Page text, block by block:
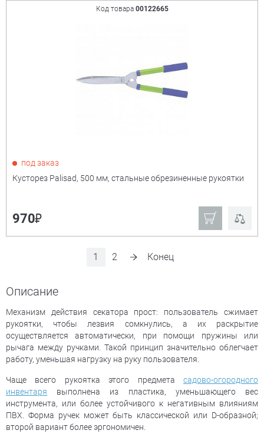
Код товара 00122665
под заказ
Кусторез Palisad, 500 мм, стальные обрезиненные рукоятки
970₽
1 2 Конец
Описание
Механизм действия секатора прост: пользователь сжимает
рукоятки, чтобы лезвия сомкнулись, а их раскрытие
осуществляется автоматически, при помощи пружины или
рычага между ручками. Такой принцип значительно облегчает
работу, уменьшая нагрузку на руку пользователя.
Чаще всего рукоятка этого предмета садово-огородного
инвентаря выполнена из пластика, уменьшающего вес
инструмента, или более устойчивого к негативным влияниям
ПВХ. Форма ручек может быть классической или D-образной;
второй вариант более эргономичен.